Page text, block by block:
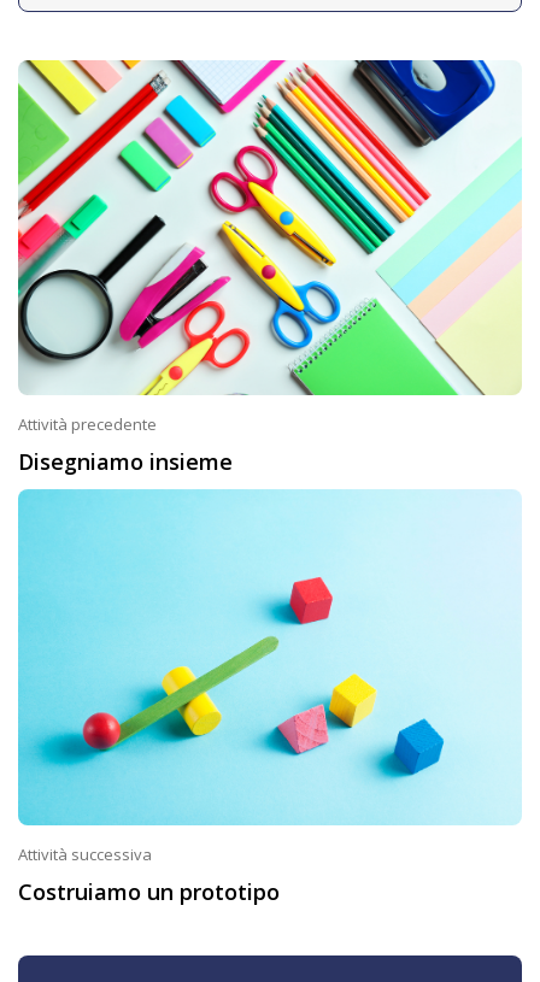
Attività precedente
Disegniamo insieme
Attività successiva
Costruiamo un prototipo